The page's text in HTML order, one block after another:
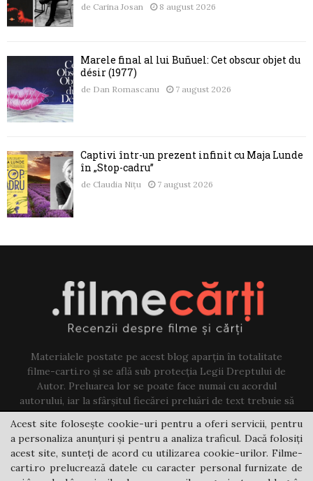
de Carina Josan 8 august 2026
Marele final al lui Buñuel: Cet obscur objet du
désir (1977)
de Dan Romascanu 7 august 2026
Captivi într-un prezent infinit cu Maja Lunde
în „Stop-cadru”
de Claudia Nițu 7 august 2026
Materialele postate pe acest blog aparțin în totalitate
filme-carti.ro și se află sub protecția Legii Dreptului de
Autor. Preluarea lor se poate face numai cu acordul
autorului, iar la sfârșitul fiecărei preluări de text trebuie să
existe un link către acest blog.
Contact us:jovi@filme-carti.ro
Acest site folosește cookie-uri pentru a oferi servicii, pentru
a personaliza anunțuri și pentru a analiza traficul. Dacă folosiți
acest site, sunteți de acord cu utilizarea cookie-urilor. Filme-
carti.ro prelucrează datele cu caracter personal furnizate de